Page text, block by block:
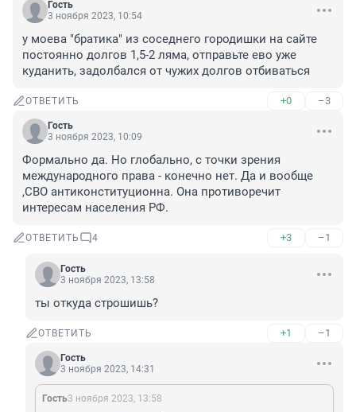
Гость
3 ноября 2023, 10:54
у моева "братика" из соседнего городишки на сайте
постоянно долгов 1,5-2 ляма, отправьте ево уже
куданить, задолбался от чужих долгов отбиваться
ОТВЕТИТЬ +0 –3
Гость
3 ноября 2023, 10:09
Формально да. Но глобально, с точки зрения
международного права - конечно нет. Да и вообще
,СВО антиконституционна. Она противоречит
интересам населения РФ.
ОТВЕТИТЬ 4 +3 –1
Гость
3 ноября 2023, 13:58
ты откуда строшишь?
ОТВЕТИТЬ +1 –1
Гость
3 ноября 2023, 14:31
Гость3 ноября 2023, 13:58